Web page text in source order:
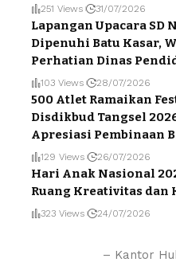
251 Views 31/07/2026
Lapangan Upacara SD
Dipenuhi Batu Kasar,
Perhatian Dinas
103 Views 28/07/2026
500 Atlet Ramaikan
Disdikbud Tangsel
Apresiasi Pembinaan
129 Views 26/07/2026
Hari Anak Nasional
Ruang Kreativitas dan
323 Views 24/07/2026
– Kantor